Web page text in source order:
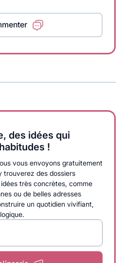
des idées qui
!
vous envoyons gratuitement
trouverez des dossiers
très concrètes, comme
ou de belles adresses
un quotidien vivifiant,